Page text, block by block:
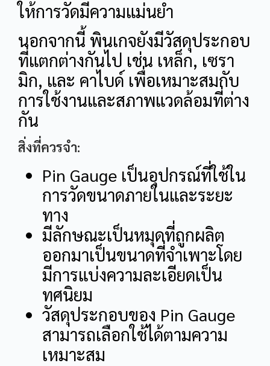
ให้การวัดมีความแม่นยำ
นอกจากนี้ พินเกจยังมีวัสดุประกอบ
ที่แตกต่างกันไป เช่น เหล็ก, เซรา
มิก, และ คาไบด์ เพื่อเหมาะสมกับ
การใช้งานและสภาพแวดล้อมที่ต่าง
กัน
สิ่งที่ควรจำ:
Pin Gauge เป็นอุปกรณ์ที่ใช้ใน
การวัดขนาดภายในและระยะ
ทาง
มีลักษณะเป็นหมุดที่ถูกผลิต
ออกมาเป็นขนาดที่จำเพาะโดย
มีการแบ่งความละเอียดเป็น
ทศนิยม
วัสดุประกอบของ Pin Gauge
สามารถเลือกใช้ได้ตามความ
เหมาะสม